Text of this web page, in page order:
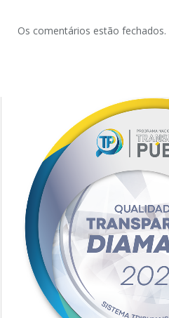
Os comentários estão fechados.